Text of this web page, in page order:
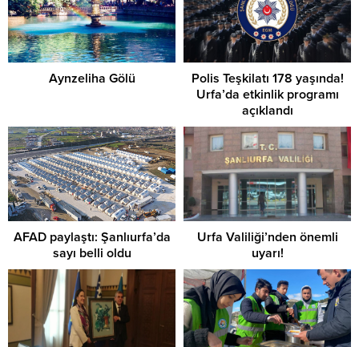
Aynzeliha Gölü
Polis Teşkilatı 178 yaşında!
Urfa’da etkinlik programı
açıklandı
AFAD paylaştı: Şanlıurfa’da
sayı belli oldu
Urfa Valiliği’nden önemli
uyarı!